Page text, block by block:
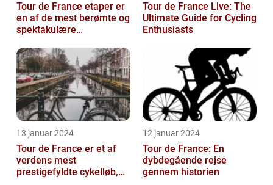
Tour de France etaper er
en af de mest berømte og
spektakulære
professionel c...
Tour de France Live: The
Ultimate Guide for Cycling
Enthusiasts
13 januar 2024
Tour de France er et af
verdens mest
prestigefyldte cykelløb,
12 januar 2024
Tour de France: En
dybdegående rejse
gennem historien